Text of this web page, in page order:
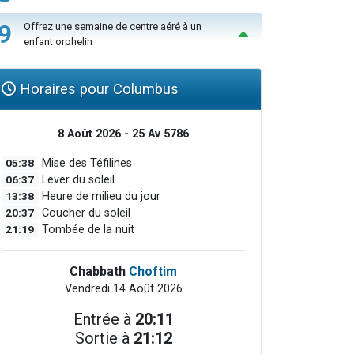
Offrez une semaine de centre aéré à un
enfant orphelin
Horaires pour Columbus
8 Août 2026 - 25 Av 5786
05:38 Mise des Téfilines
06:37 Lever du soleil
13:38 Heure de milieu du jour
20:37 Coucher du soleil
21:19 Tombée de la nuit
Chabbath Choftim
Vendredi 14 Août 2026
Entrée à 20:11
Sortie à 21:12